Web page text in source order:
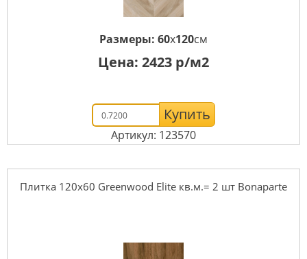
Размеры: 60x120см
Цена: 2423 р/м2
Купить
Артикул: 123570
Плитка 120x60 Greenwood Elite кв.м.= 2 шт Bonaparte